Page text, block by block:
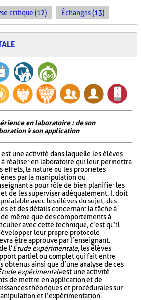
critique (12) Échanges (13)
en laboratoire : de son
à son application
est une activité dans laquelle les élèves
réaliser en laboratoire qui leur permettra
effets, la nature ou les propriétés
par la manipulation ou
a pour rôle de bien planifier les
de les superviser adéquatement. Il doit
avec les élèves du sujet, des
et des détails concernant la tâche à
même que des comportements à
avec cette technique, c’est qu’il
leur propre protocole
être approuvé par l’enseignant.
l’Étude expérimentale, les élèves
partiel ou complet qui fait entre
obtenus ainsi que d’une analyse de ces
expérimentaleest une activité
de mettre en application et de
théoriques et procédurales sur
et l’expérimentation.